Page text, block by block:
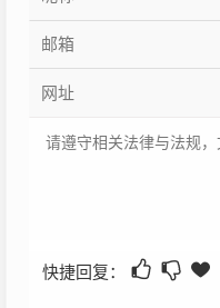
快捷回复：